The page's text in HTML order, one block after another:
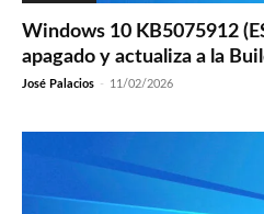
Windows 10 KB5075912
apagado y actualiza a la
José Palacios - 11/02/2026